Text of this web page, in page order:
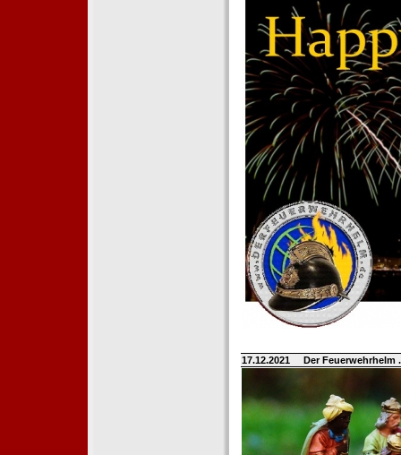
17.12.2021 Der